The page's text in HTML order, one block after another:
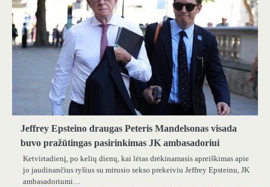
Jeffrey Epsteino draugas Peteris Mandelsonas visada
buvo pražūtingas pasirinkimas JK ambasadoriui
Ketvirtadienį, po kelių dienų, kai lėtas drėkinamasis apreiškimas apie
jo jaudinančius ryšius su mirusio sekso prekeiviu Jeffrey Epsteinu, JK
ambasadoriumi…